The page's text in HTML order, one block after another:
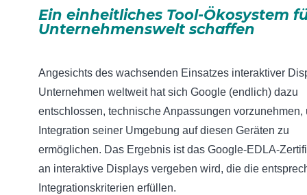
Ein einheitliches Tool-Ökosystem
Unternehmenswelt schaffen
Angesichts des wachsenden Einsatzes interaktiver
Unternehmen weltweit hat sich Google (endlich) dazu
entschlossen, technische Anpassungen vorzunehmen,
Integration seiner Umgebung auf diesen Geräten zu
ermöglichen. Das Ergebnis ist das Google-EDLA-
an interaktive Displays vergeben wird, die die
Integrationskriterien erfüllen.